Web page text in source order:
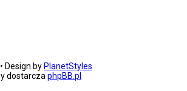
• Design by PlanetStyles
dostarcza phpBB.pl